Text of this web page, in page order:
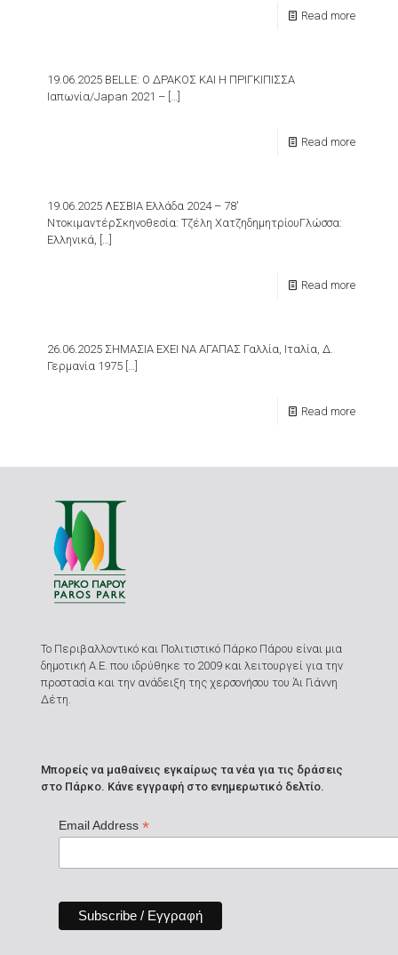
Read more
19.06.2025 BELLE: Ο ΔΡΑΚΟΣ ΚΑΙ Η ΠΡΙΓΚΙΠΙΣΣΑ
Ιαπωνία/Japan 2021 – […]
Read more
19.06.2025 ΛΕΣΒΙΑ Ελλάδα 2024 – 78′
ΝτοκιμαντέρΣκηνοθεσία: Τζέλη ΧατζηδημητρίουΓλώσσα:
Ελληνικά, […]
Read more
26.06.2025 ΣΗΜΑΣΙΑ ΕΧΕΙ ΝΑ ΑΓΑΠΑΣ Γαλλία, Ιταλία, Δ.
Γερμανία 1975 […]
Read more
Το Περιβαλλοντικό και Πολιτιστικό Πάρκο Πάρου είναι μια
δημοτική Α.Ε. που ιδρύθηκε το 2009 και λειτουργεί για την
προστασία και την ανάδειξη της χερσονήσου του Άι Γιάννη
Δέτη.
Μπορείς να μαθαίνεις εγκαίρως τα νέα για τις δράσεις
στο Πάρκο. Κάνε εγγραφή στο ενημερωτικό δελτίο.
Email Address *